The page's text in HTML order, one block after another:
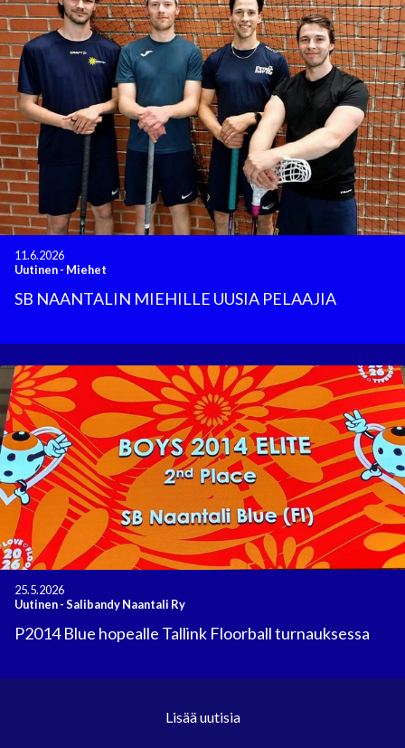
11.6.2026
Uutinen- Miehet
SB NAANTALIN MIEHILLE UUSIA PELAAJIA
25.5.2026
Uutinen-Salibandy Naantali Ry
P2014 Blue hopealle Tallink Floorball turnauksessa
Lisää uutisia